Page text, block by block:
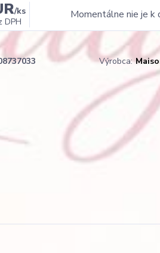
/ks
DPH
Momentálne nie je k
Výrobca: